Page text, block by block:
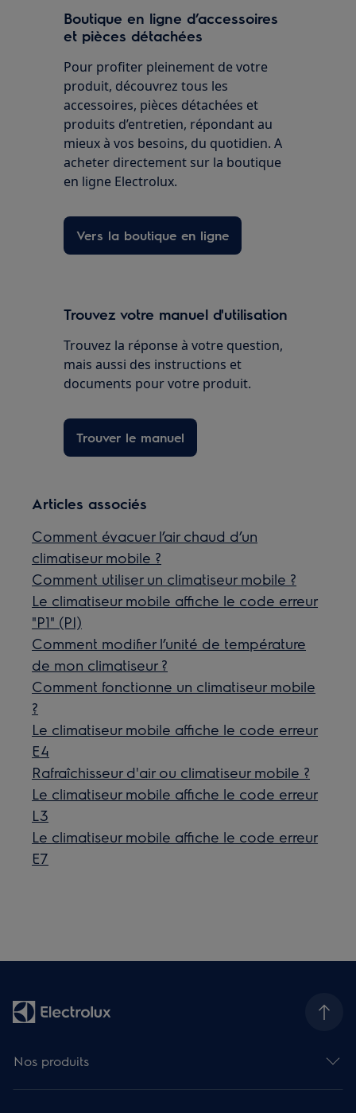
Boutique en ligne d’accessoires
et pièces détachées
Pour profiter pleinement de votre
produit, découvrez tous les
accessoires, pièces détachées et
produits d’entretien, répondant au
mieux à vos besoins, du quotidien. A
acheter directement sur la boutique
en ligne Electrolux.
Vers la boutique en ligne
Trouvez votre manuel d'utilisation
Trouvez la réponse à votre question,
mais aussi des instructions et
documents pour votre produit.
Trouver le manuel
Articles associés
Comment évacuer l’air chaud d’un
climatiseur mobile ?
Comment utiliser un climatiseur mobile ?
Le climatiseur mobile affiche le code erreur
"P1" (PI)
Comment modifier l’unité de température
de mon climatiseur ?
Comment fonctionne un climatiseur mobile
?
Le climatiseur mobile affiche le code erreur
E4
Rafraîchisseur d'air ou climatiseur mobile ?
Le climatiseur mobile affiche le code erreur
L3
Le climatiseur mobile affiche le code erreur
E7
Nos produits